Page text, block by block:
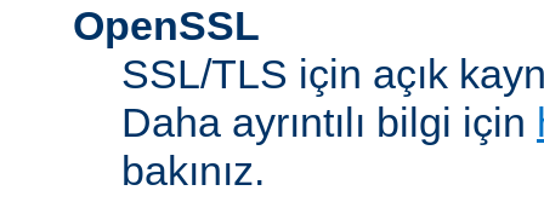
OpenSSL
SSL/TLS için açık
Daha ayrıntılı bilgi için
bakınız.